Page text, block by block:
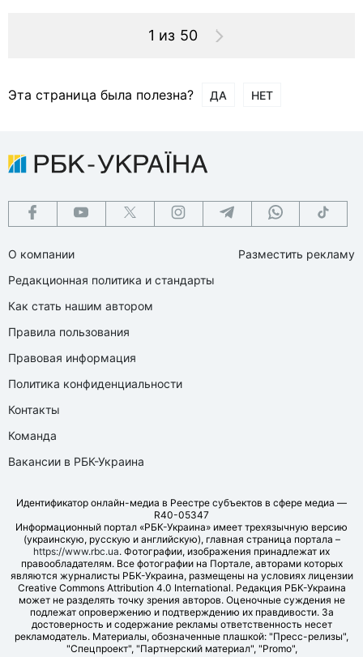
1 из 50
Эта страница была полезна? ДА НЕТ
О компании
Редакционная политика и стандарты
Как стать нашим автором
Правила пользования
Правовая информация
Политика конфиденциальности
Контакты
Команда
Вакансии в РБК-Украина
Разместить рекламу
Идентификатор онлайн-медиа в Реестре субъектов в сфере медиа —
R40-05347
Информационный портал «РБК-Украина» имеет трехязычную версию
(украинскую, русскую и английскую), главная страница портала –
https://www.rbc.ua. Фотографии, изображения принадлежат их
правообладателям. Все фотографии на Портале, авторами которых
являются журналисты РБК-Украина, размещены на условиях лицензии
Creative Commons Attribution 4.0 International. Редакция РБК-Украина
может не разделять точку зрения авторов. Оценочные суждения не
подлежат опровержению и подтверждению их правдивости. За
достоверность и содержание рекламы ответственность несет
рекламодатель. Материалы, обозначенные плашкой: "Пресс-релизы",
"Спецпроект", "Партнерский материал", "Promo",